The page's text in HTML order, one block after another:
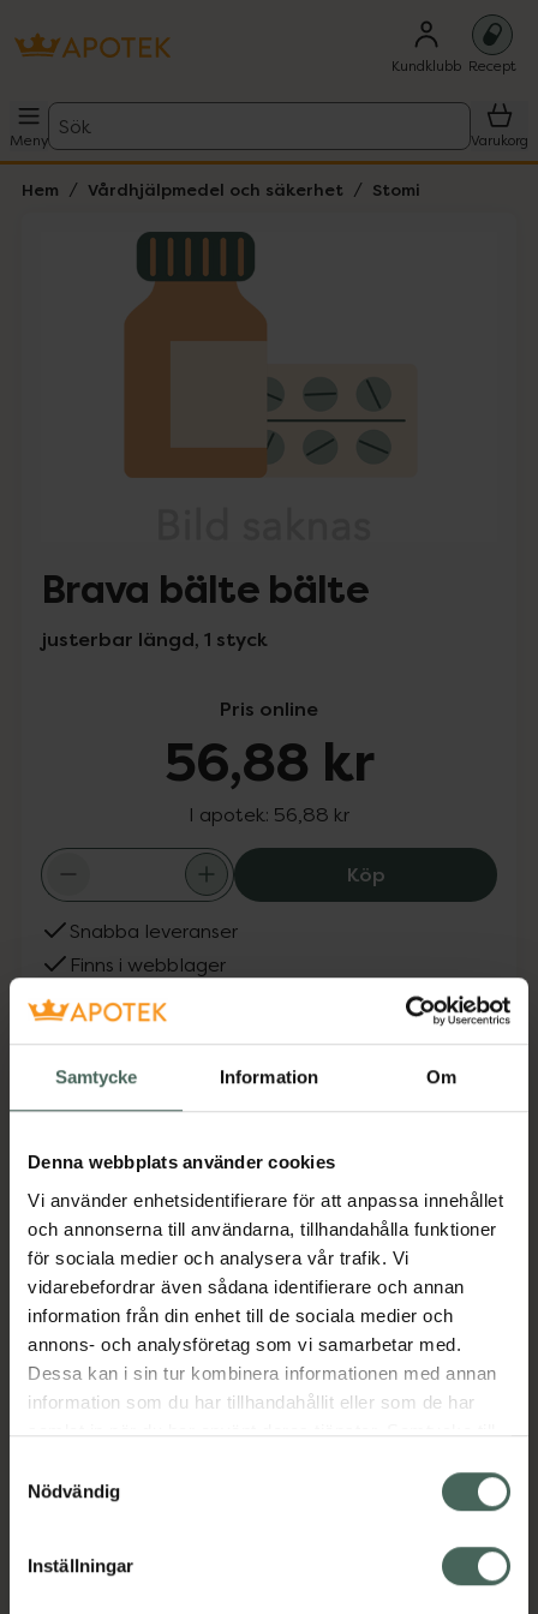
Samtycke Information Om
Denna webbplats använder cookies
Vi använder enhetsidentifierare för att anpassa innehållet
och annonserna till användarna, tillhandahålla funktioner
för sociala medier och analysera vår trafik. Vi
vidarebefordrar även sådana identifierare och annan
information från din enhet till de sociala medier och
annons- och analysföretag som vi samarbetar med.
Dessa kan i sin tur kombinera informationen med annan
information som du har tillhandahållit eller som de har
samlat in när du har använt deras tjänster. Samtycke till
återkalla ditt samtycke via webbplatsens
cookieinställningar. Ett återkallat samtycke påverkar inte
lagligheten av behandling som skett innan återkallelsen.
Nödvändig
Inställningar
Kundklubb Recept
Meny
Sök
Varukorg
Hem Vårdhjälpmedel och säkerhet Stomi
Lista: . Innehåller 1 objekt.
Brava bälte bälte
justerbar längd, 1 styck
Pris online
56,88 kr
I apotek: 56,88 kr
KöpBrava bälte
Snabba leveranser
Finns i webblager
Aktuella erbjudanden
Beskrivning Dölj
EAN:05701780005975
Kategorier:
MageStomi
Upptäck flera produkter inom
Mage